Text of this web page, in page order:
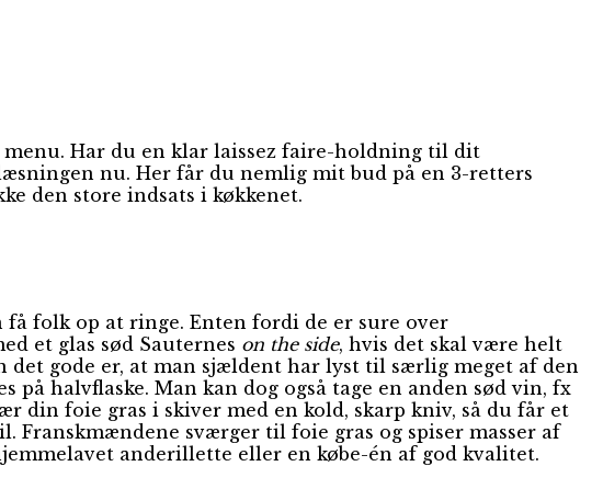
Har du en klar laissez faire-holdning til dit
nu. Her får du nemlig mit bud på en 3-retters
den store indsats i køkkenet.
folk op at ringe. Enten fordi de er sure over
et glas sød Sauternes on the side, hvis det skal være helt
det gode er, at man sjældent har lyst til særlig meget af den
halvflaske. Man kan dog også tage en anden sød vin, fx
din foie gras i skiver med en kold, skarp kniv, så du får et
Franskmændene sværger til foie gras og spiser masser af
anderillette eller en købe-én af god kvalitet.